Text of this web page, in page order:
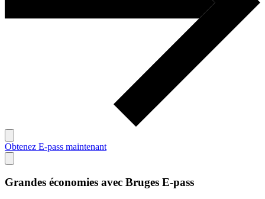
Obtenez E-pass maintenant
Grandes économies avec Bruges E-pass